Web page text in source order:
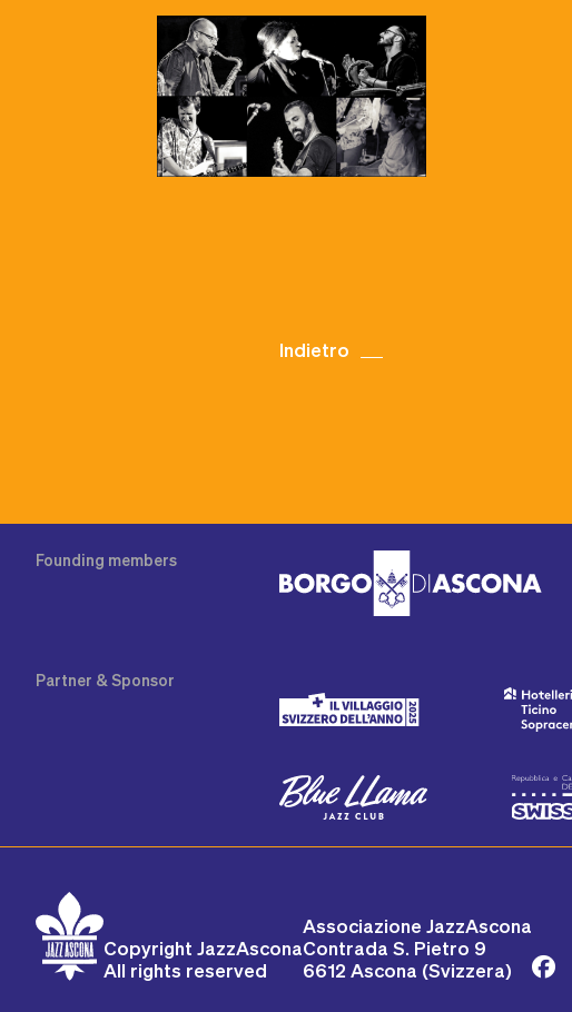
Indietro
Founding members
Partner & Sponsor
Copyright JazzAscona
All rights reserved
Associazione JazzAscona
Contrada S. Pietro 9
6612 Ascona (Svizzera)